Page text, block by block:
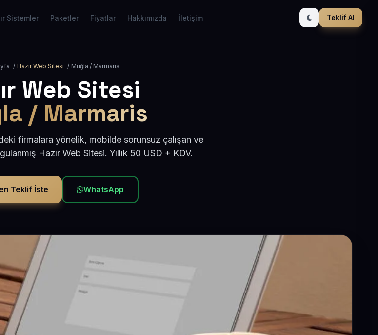
Sistemler Paketler Fiyatlar Hakkımızda İletişim Teklif Al
/ Hazır Web Sitesi / Muğla / Marmaris
Web Sitesi
/ Marmaris
firmalara yönelik, mobilde sorunsuz çalışan ve
Hazır Web Sitesi. Yıllık 50 USD + KDV.
Teklif İste WhatsApp